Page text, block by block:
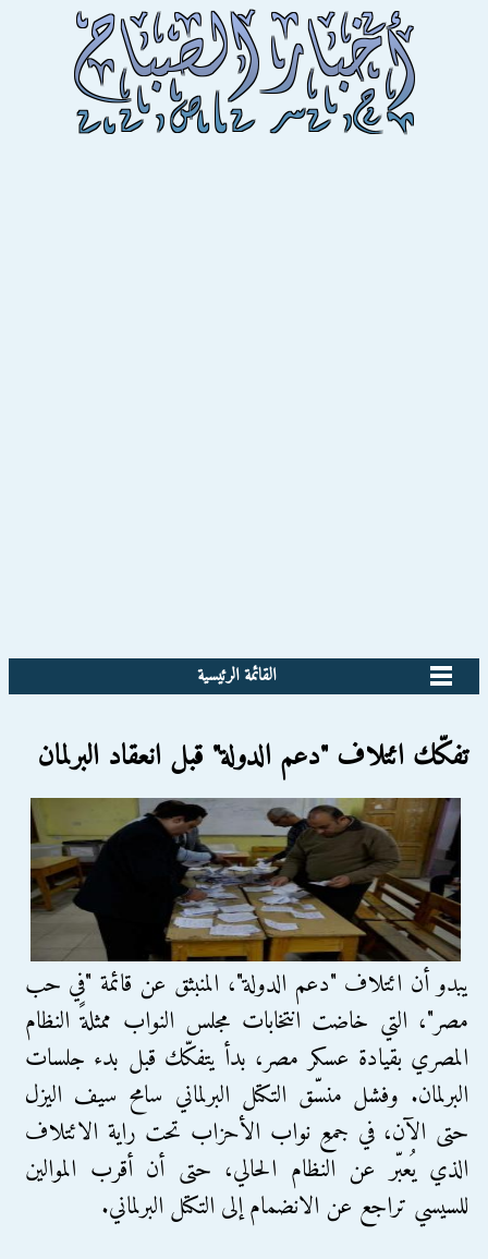
القائمة الرئيسية
تفكّك ائتلاف "دعم الدولة" قبل انعقاد البرلمان
يبدو أن ائتلاف "دعم الدولة"، المنبثق عن قائمة "في حب
مصر"، التي خاضت انتخابات مجلس النواب ممثلةً النظام
المصري بقيادة عسكر مصر، بدأ يتفكّك قبل بدء جلسات
البرلمان. وفشل منسّق التكتل البرلماني سامح سيف اليزل
حتى الآن، في جمعِ نواب الأحزاب تحت راية الائتلاف
الذي يُعبّر عن النظام الحالي، حتى أن أقرب الموالين
للسيسي تراجع عن الانضمام إلى التكتل البرلماني.